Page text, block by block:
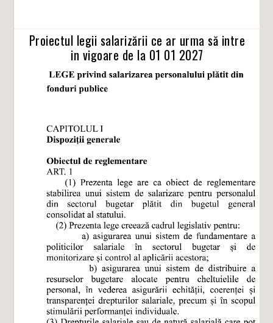
Proiectul legii salarizării ce ar urma să intre
in vigoare de la 01 01 2027